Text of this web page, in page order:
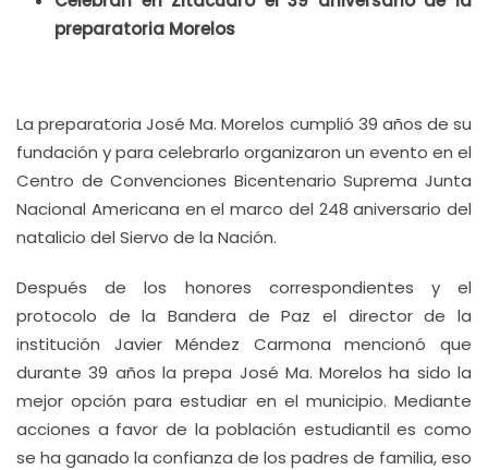
preparatoria Morelos
La preparatoria José Ma. Morelos cumplió 39 años de su
fundación y para celebrarlo organizaron un evento en el
Centro de Convenciones Bicentenario Suprema Junta
Nacional Americana en el marco del 248 aniversario del
natalicio del Siervo de la Nación.
Después de los honores correspondientes y el
protocolo de la Bandera de Paz el director de la
institución Javier Méndez Carmona mencionó que
durante 39 años la prepa José Ma. Morelos ha sido la
mejor opción para estudiar en el municipio. Mediante
acciones a favor de la población estudiantil es como
se ha ganado la confianza de los padres de familia, eso